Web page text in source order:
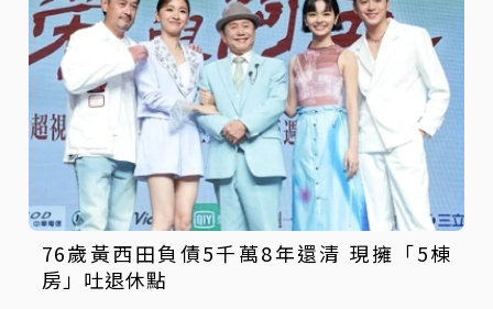
76歲黃西田負債5千萬8年還清 現擁「5棟
房」吐退休點